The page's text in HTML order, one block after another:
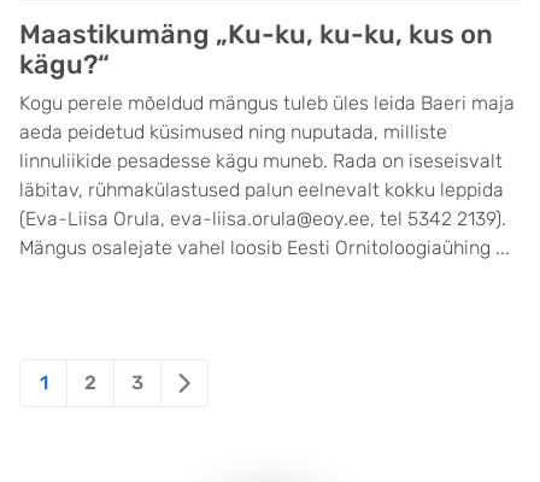
Maastikumäng „Ku-ku, ku-ku, kus on
kägu?“
Kogu perele mõeldud mängus tuleb üles leida Baeri maja
aeda peidetud küsimused ning nuputada, milliste
linnuliikide pesadesse kägu muneb. Rada on iseseisvalt
läbitav, rühmakülastused palun eelnevalt kokku leppida
(Eva-Liisa Orula, eva-liisa.orula@eoy.ee, tel 5342 2139).
Mängus osalejate vahel loosib Eesti Ornitoloogiaühing ...
Posts
1 2 3